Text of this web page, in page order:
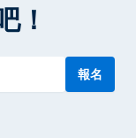
！
報名